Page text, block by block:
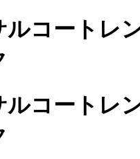
コートレ
コートレ